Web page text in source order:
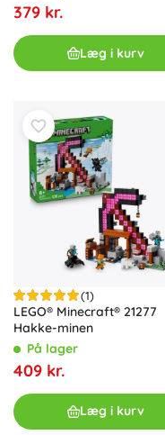
379 kr.
Læg i kurv
(1)
LEGO® Minecraft® 21277
Hakke-minen
På lager
409 kr.
Læg i kurv